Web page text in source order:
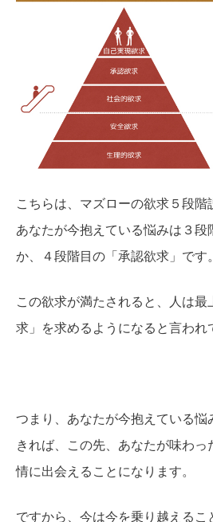
こちらは、マズローの欲求５段階
あなたが今抱えている悩みは３段
か、４段階目の「承認欲求」です。
この欲求が満たされると、人は最
求」を求めるようになると言われ
つまり、あなたが今抱えている悩
きれば、この先、あなたが味わ
情に出会えることになります。
ですから、今は今を乗り越えるこ